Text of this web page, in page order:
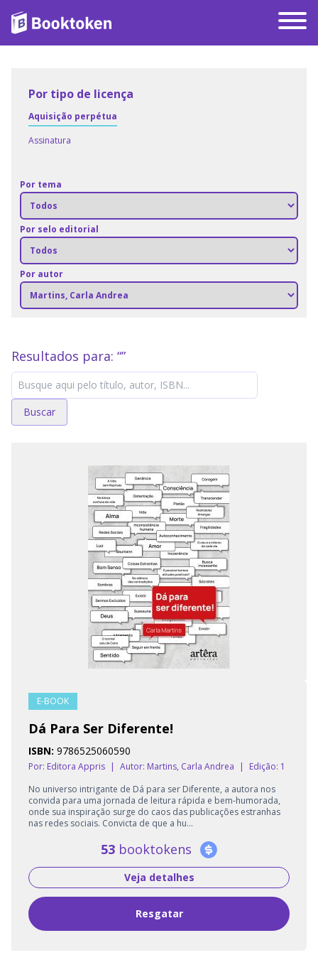
Por tipo de licença
Aquisição perpétua
Assinatura
Por tema
Por selo editorial
Por autor
Resultados para: “”
Buscar
E-BOOK
Dá Para Ser Diferente!
ISBN: 9786525060590
Por: Editora Appris | Autor: Martins, Carla Andrea |
Edição: 1
No universo intrigante de Dá para ser Diferente, a autora nos
convida para uma jornada de leitura rápida e bem-humorada,
onde sua inspiração surge do caos das publicações estranhas
nas redes sociais. Convicta de que a hu...
53 booktokens
Veja detalhes
Resgatar